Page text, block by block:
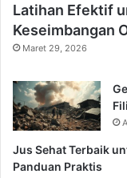
Latihan Efektif
Keseimbangan
Maret 29, 2026
Jus Sehat Terbaik
Panduan Praktis